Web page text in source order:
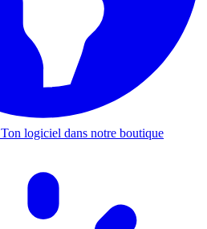
Ton logiciel dans notre boutique